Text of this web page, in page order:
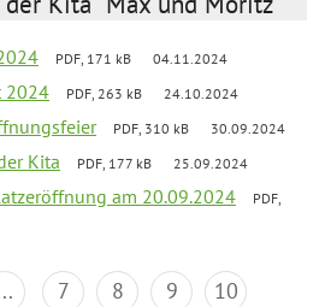
PDF, 171 kB 04.11.2024
2024 PDF, 263 kB 24.10.2024
PDF, 310 kB 30.09.2024
Kita PDF, 177 kB 25.09.2024
am 20.09.2024
PDF,
7 8 9
10